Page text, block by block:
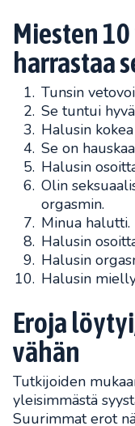
Miesten
harrastaa
Tunsin
Se tuntui
Halusin
Se on
Halusin
Olin
orgasmin.
Minua halutti.
Halusin
Halusin
Halusin
Eroja
vähän
Tutkijoiden
yleisimmästä
Suurimmat erot